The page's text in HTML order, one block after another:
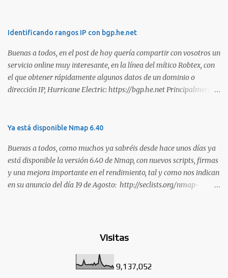
certificaciones existentes hoy en día, elegir la adecuada puede
certificaciones que consideramos como opciones sólidas para
aquellos que desean especializarse en el área de la seguridad
ofensiva. Todas ellas son totalmente prácticas y su examen simula
un escenario real en el que se deben comprometer diversos activos,
La primera certificación de la lista es el eJPT (Junior Penetration
Identificando rangos IP con bgp.he.net
Buenas a todos, en el post de hoy quería compartir con vosotros un
servicio online muy interesante, en la línea del mítico Robtex, con
el que obtener rápidamente algunos datos de un dominio o
dirección IP, Hurricane Electric: https://bgp.he.net Principalmente
durante la estimación de un test de intrusión. A continuación os
interesante utilidad para tener en los marcadores de nuestro
navegador. Saludos!
Ya está disponible Nmap 6.40
Buenas a todos, como muchos ya sabréis desde hace unos días ya
está disponible la versión 6.40 de Nmap, con nuevos scripts, firmas
y una mejora importante en el rendimiento, tal y como nos indican
en su anuncio del día 19 de Agosto: http://seclists.org/nmap-
<scriptname>"' and allows you to run Lua scripts with Ncat,
connection. See http://nmap.org/book/ncat-man-command-
options.html [Jacek Wielemborek] o Integrated all of your IPv4 OS
Visitas
9,137,052